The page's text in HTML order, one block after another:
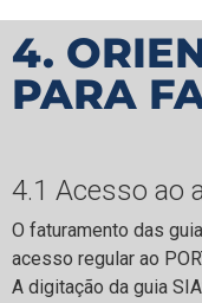
4.
PARA
4.1 Acesso ao
O faturamento das
acesso regular ao
A digitação da guia